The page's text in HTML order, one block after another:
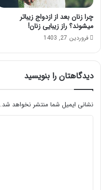
چرا زنان بعد از ازدواج زیباتر
میشوند؟ راز زیبایی زنان!
فروردین 27, 1403
دیدگاهتان را بنویسید
نشانی ایمیل شما منتشر نخواهد شد.